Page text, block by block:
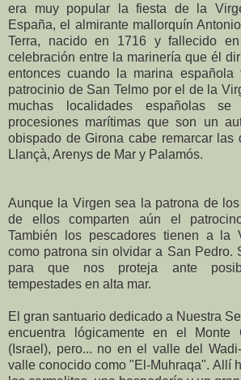
era muy popular la fiesta de la
España, el almirante mallorquín
Terra, nacido en 1716 y fallecido
celebración entre la marinería que él
entonces cuando la marina española
patrocinio de San Telmo por el de la
muchas localidades españolas se
procesiones marítimas que son un
obispado de Girona cabe remarcar las
Llançà, Arenys de Mar y Palamós.
Aunque la Virgen sea la patrona de
de ellos comparten aún el
También los pescadores tienen a la
como patrona sin olvidar a San Pedro.
para que nos proteja ante
tempestades en alta mar.
El gran santuario dedicado a Nuestra
encuentra lógicamente en el Monte
(Israel), pero... no en el valle del
valle conocido como "El-Muhraqa". Allí